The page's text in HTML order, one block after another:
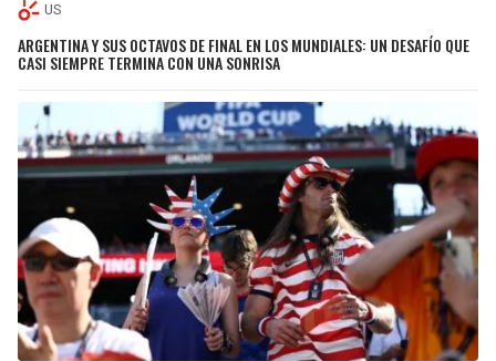
US
ARGENTINA Y SUS OCTAVOS DE FINAL EN LOS MUNDIALES: UN DESAFÍO QUE
CASI SIEMPRE TERMINA CON UNA SONRISA